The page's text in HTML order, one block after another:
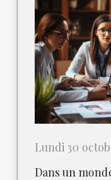
Lundi 30
Dans un